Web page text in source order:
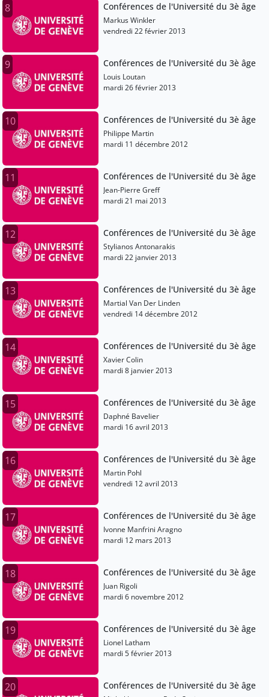
8 Conférences de l'Université du 3è âge
Markus Winkler
vendredi 22 février 2013
9 Conférences de l'Université du 3è âge
Louis Loutan
mardi 26 février 2013
10 Conférences de l'Université du 3è âge
Philippe Martin
mardi 11 décembre 2012
11 Conférences de l'Université du 3è âge
Jean-Pierre Greff
mardi 21 mai 2013
12 Conférences de l'Université du 3è âge
Stylianos Antonarakis
mardi 22 janvier 2013
13 Conférences de l'Université du 3è âge
Martial Van Der Linden
vendredi 14 décembre 2012
14 Conférences de l'Université du 3è âge
Xavier Colin
mardi 8 janvier 2013
15 Conférences de l'Université du 3è âge
Daphné Bavelier
mardi 16 avril 2013
16 Conférences de l'Université du 3è âge
Martin Pohl
vendredi 12 avril 2013
17 Conférences de l'Université du 3è âge
Ivonne Manfrini Aragno
mardi 12 mars 2013
18 Conférences de l'Université du 3è âge
Juan Rigoli
mardi 6 novembre 2012
19 Conférences de l'Université du 3è âge
Lionel Latham
mardi 5 février 2013
20 Conférences de l'Université du 3è âge